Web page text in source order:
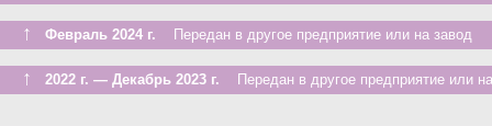
↑ Февраль 2024 г. Передан в другое предприятие или на завод
↑ 2022 г. — Декабрь 2023 г. Передан в другое предприятие или